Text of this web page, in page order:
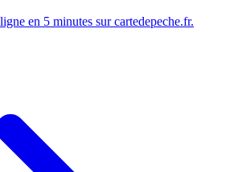
en 5 minutes sur cartedepeche.fr.